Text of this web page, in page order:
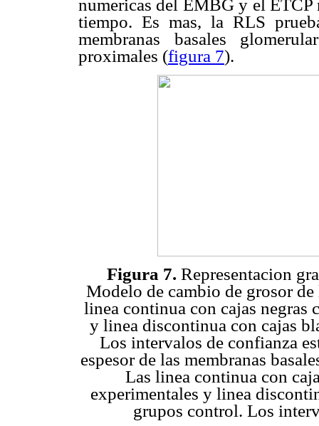
numericas del EMBG y el ETCP
tiempo. Es mas, la RLS
membranas basales
proximales (figura 7).
Figura 7. Representacion
Modelo de cambio de grosor de
linea continua con cajas negras
y linea discontinua con cajas
Los intervalos de confianza
espesor de las membranas
Las linea continua con
experimentales y linea
grupos control. Los